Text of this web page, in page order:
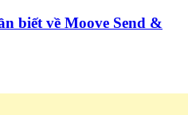
biết về Moove Send &